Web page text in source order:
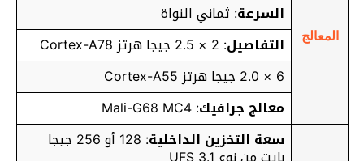
المعالج
السرعة: ثماني النواة
التفاصيل: 2 × 2.5 جيجا هرتز Cortex-A78
6 × 2.0 جيجا هرتز Cortex-A55
معالج جرافيك: Mali-G68 MC4
سعة التخزين الداخلية : 128 أو 256 جيجا